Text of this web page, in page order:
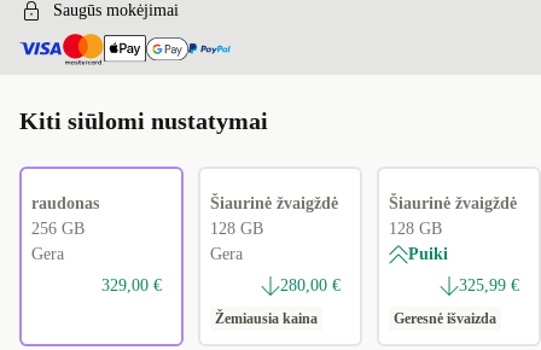
Saugūs mokėjimai
Kiti siūlomi nustatymai
raudonas
256 GB
Gera
329,00 €
Šiaurinė žvaigždė
128 GB
Gera
280,00 €
Žemiausia kaina
Šiaurinė žvaigždė
128 GB
Puiki
325,99 €
Geresnė išvaizda